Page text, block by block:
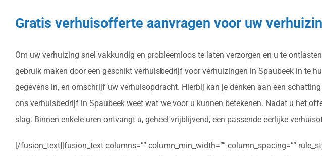
Gratis verhuisofferte aanvragen voor uw
Om uw verhuizing snel vakkundig en probleemloos te laten verzorgen en u te
gebruik maken door een geschikt verhuisbedrijf voor verhuizingen in Spaubeek in te
gegevens in, en omschrijf uw verhuisopdracht. Hierbij kan je denken aan een
ons verhuisbedrijf in Spaubeek weet wat we voor u kunnen betekenen. Nadat u het
slag. Binnen enkele uren ontvangt u, geheel vrijblijvend, een passende eerlijke
[/fusion_text][fusion_text columns=”” column_min_width=”” column_spacing=””